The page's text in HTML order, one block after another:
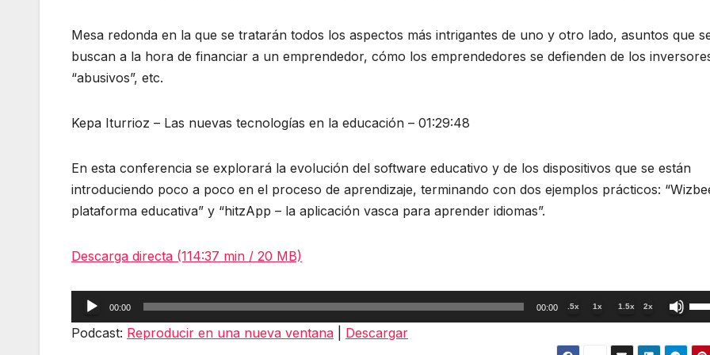
Mesa redonda en la que se tratarán todos los aspectos más intrigantes de uno y otro lado, asuntos que
buscan a la hora de financiar a un emprendedor, cómo los emprendedores se defienden de los
“abusivos”, etc.
Kepa Iturrioz – Las nuevas tecnologías en la educación – 01:29:48
En esta conferencia se explorará la evolución del software educativo y de los dispositivos que se están
introduciendo poco a poco en el proceso de aprendizaje, terminando con dos ejemplos prácticos:
plataforma educativa” y “hitzApp – la aplicación vasca para aprender idiomas”.
Descarga directa (114:37 min / 20 MB)
Reproductor
de
00:00 00:00 .5x 1x 1.5x 2x
las
Podcast: Reproducir en una nueva ventana Descargar